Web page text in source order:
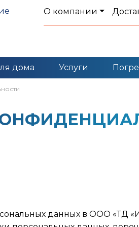
О компании
дома Услуги
данных в ООО